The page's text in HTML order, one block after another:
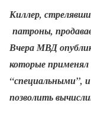
Киллер,
патроны,
Вчера МВД
которые
“специальными”,
позволить